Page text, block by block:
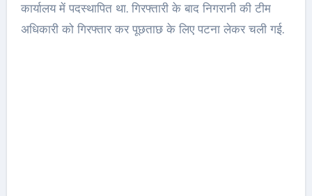
कार्यालय में पदस्थापित था. गिरफ्तारी के बाद निगरानी की टीम
अधिकारी को गिरफ्तार कर पूछताछ के लिए पटना लेकर चली गई.